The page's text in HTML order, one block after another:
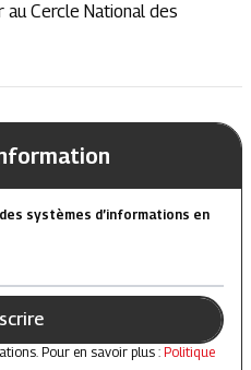
Cercle National des
systèmes d’informations en
Pour en savoir plus : Politique